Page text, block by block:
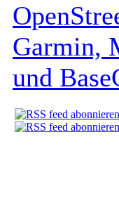
Garmin,
und